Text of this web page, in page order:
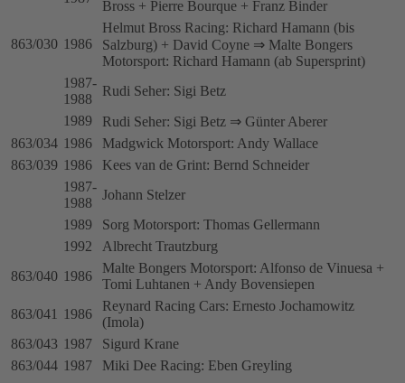
Bross + Pierre Bourque + Franz Binder
863/030 1986
Helmut Bross Racing: Richard Hamann (bis
Salzburg) + David Coyne ⇒ Malte Bongers
Motorsport: Richard Hamann (ab Supersprint)
1987-
1988
Rudi Seher: Sigi Betz
1989
Rudi Seher: Sigi Betz ⇒ Günter Aberer
863/034 1986
Madgwick Motorsport: Andy Wallace
863/039 1986
Kees van de Grint: Bernd Schneider
1987-
1988
Johann Stelzer
1989
Sorg Motorsport: Thomas Gellermann
1992
Albrecht Trautzburg
863/040 1986
Malte Bongers Motorsport: Alfonso de Vinuesa +
Tomi Luhtanen + Andy Bovensiepen
863/041
1986
Reynard Racing Cars: Ernesto Jochamowitz
(Imola)
863/043 1987
Sigurd Krane
863/044 1987 Miki Dee Racing: Eben Greyling